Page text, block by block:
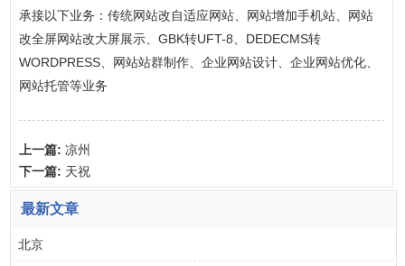
承接以下业务：传统网站改自适应网站、网站增加手机站、网站
改全屏网站改大屏展示、GBK转UFT-8、DEDECMS转
WORDPRESS、网站站群制作、企业网站设计、企业网站优化、
网站托管等业务
上一篇: 凉州
下一篇: 天祝
最新文章
北京